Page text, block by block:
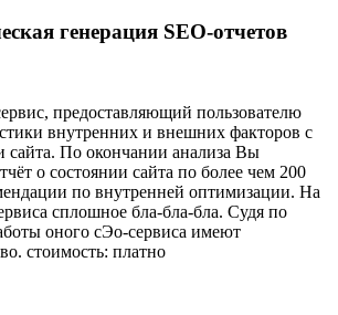
генерация SEO-отчетов
предоставляющий пользователю
внутренних и внешних факторов с
сайта. По окончании анализа Вы
о состоянии сайта по более чем 200
по внутренней оптимизации. На
сплошное бла-бла-бла. Судя по
оного сЭо-сервиса имеют
стоимость: платно